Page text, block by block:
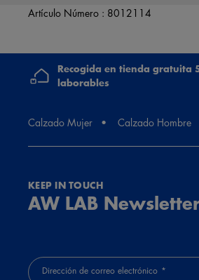
Artículo Número : 8012114
Recogida en tienda gratuita
laborables
Calzado Mujer Calzado Hombre
KEEP IN TOUCH
AW LAB
Dirección de correo electrónico